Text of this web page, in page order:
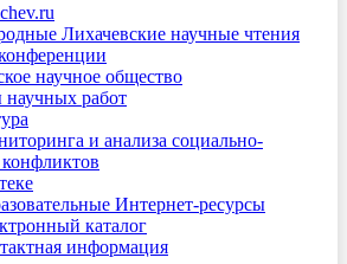
Лихачевские научные чтения
научное общество
работ
и анализа социально-
Интернет-ресурсы
каталог
информация